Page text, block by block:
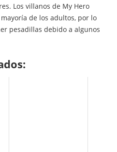
Los villanos de My Hero
de los adultos, por lo
pesadillas debido a algunos